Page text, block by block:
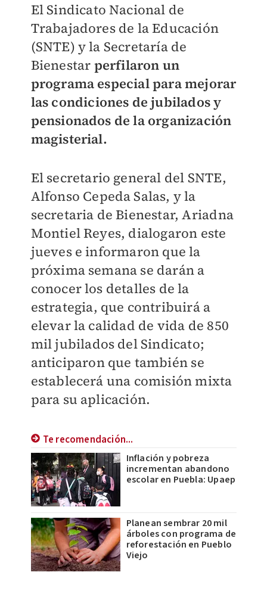
El Sindicato Nacional de
Trabajadores de la Educación
(SNTE) y la Secretaría de
Bienestar perfilaron un
programa especial para mejorar
las condiciones de jubilados y
pensionados de la organización
magisterial.
El secretario general del SNTE,
Alfonso Cepeda Salas, y la
secretaria de Bienestar, Ariadna
Montiel Reyes, dialogaron este
jueves e informaron que la
próxima semana se darán a
conocer los detalles de la
estrategia, que contribuirá a
elevar la calidad de vida de 850
mil jubilados del Sindicato;
anticiparon que también se
establecerá una comisión mixta
para su aplicación.
Te recomendación...
Inflación y pobreza
incrementan abandono
escolar en Puebla: Upaep
Planean sembrar 20 mil
árboles con programa de
reforestación en Pueblo
Viejo